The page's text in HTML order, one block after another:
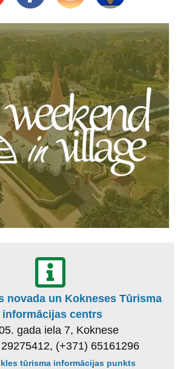
novada un Kokneses Tūrisma
informācijas centrs
gada iela 7, Koknese
(+371) 65161296
tūrisma informācijas punkts